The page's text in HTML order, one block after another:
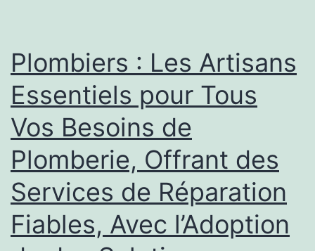
Plombiers : Les Artisans
Essentiels pour Tous
Vos Besoins de
Plomberie, Offrant des
Services de Réparation
Fiables, Avec l’Adoption